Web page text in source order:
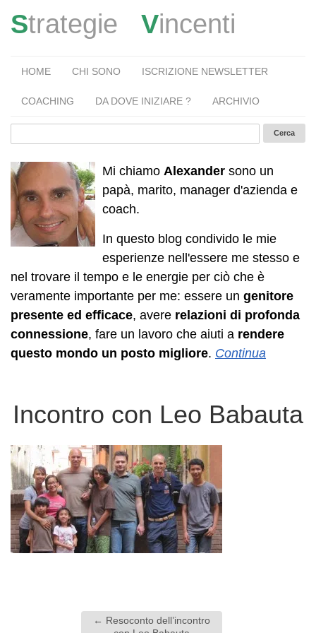
Strategie Vincenti
HOME CHI SONO ISCRIZIONE NEWSLETTER
COACHING DA DOVE INIZIARE ? ARCHIVIO
Mi chiamo Alexander sono un
papà, marito, manager d'azienda e
coach.
In questo blog condivido le mie
esperienze nell'essere me stesso e
nel trovare il tempo e le energie per ciò che è
veramente importante per me: essere un genitore
presente ed efficace, avere relazioni di profonda
connessione, fare un lavoro che aiuti a rendere
questo mondo un posto migliore. Continua
Incontro con Leo Babauta
← Resoconto dell’incontro